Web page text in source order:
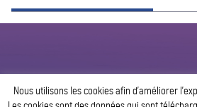
Nous utilisons les cookies afin d’améliorer